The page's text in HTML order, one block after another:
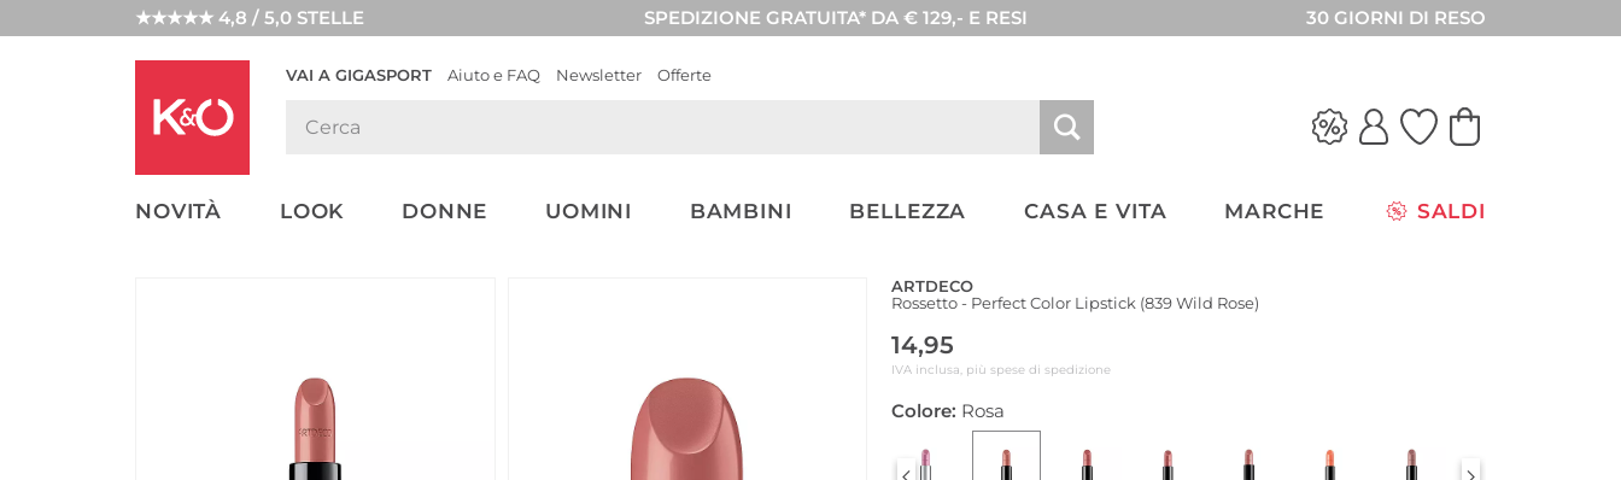
★★★★★ 4,8 / 5,0 STELLE SPEDIZIONE GRATUITA* DA € 129,- E RESI 30 GIORNI DI RESO
VAI A GIGASPORT Aiuto e FAQ Newsletter Offerte
NOVITÀ LOOK DONNE UOMINI BAMBINI BELLEZZA CASA E VITA MARCHE SALDI
LOOK
WEDDING
ARTDECO
Rossetto - Perfect Color Lipstick (839 Wild Rose)
14,95
IVA inclusa, più spese di spedizione
Colore: Rosa